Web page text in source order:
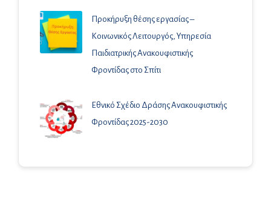
Προκήρυξη θέσης εργασίας –
Κοινωνικός Λειτουργός, Υπηρεσία
Παιδιατρικής Ανακουφιστικής
Φροντίδας στο Σπίτι
Εθνικό Σχέδιο Δράσης Ανακουφιστικής
Φροντίδας 2025-2030